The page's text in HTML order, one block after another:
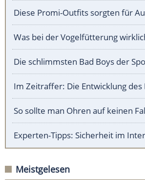
Diese Promi-Outfits sorgten für
Was bei der Vogelfütterung
Die schlimmsten Bad Boys der
Im Zeitraffer: Die Entwicklung des
So sollte man Ohren auf keinen
Experten-Tipps: Sicherheit im
Meistgelesen